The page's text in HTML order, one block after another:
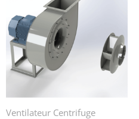
Ventilateur Centrifuge